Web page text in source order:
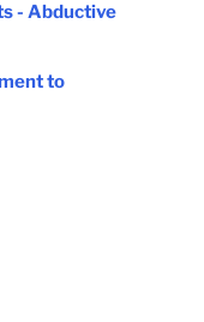
- Abductive
to